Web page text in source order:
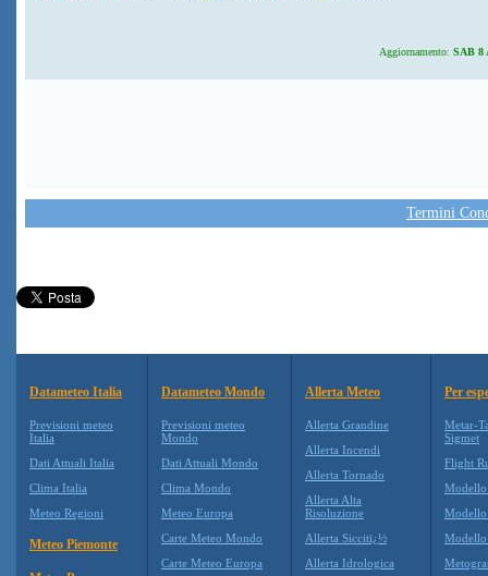
Aggiornamento: SAB 8
Termini
Datameteo Italia
Previsioni meteo
Italia
Dati Attuali Italia
Clima Italia
Meteo Regioni
Meteo Piemonte
Datameteo Mondo
Previsioni meteo
Mondo
Dati Attuali Mondo
Clima Mondo
Meteo Europa
Carte Meteo Mondo
Carte Meteo Europa
Allerta Meteo
Allerta Grandine
Allerta Incendi
Allerta Tornado
Allerta Alta
Risoluzione
Allerta Siccitï¿½
Allerta Idrologica
Per
Metar-
Sigmet
Flight
Modello
Modello
Modello